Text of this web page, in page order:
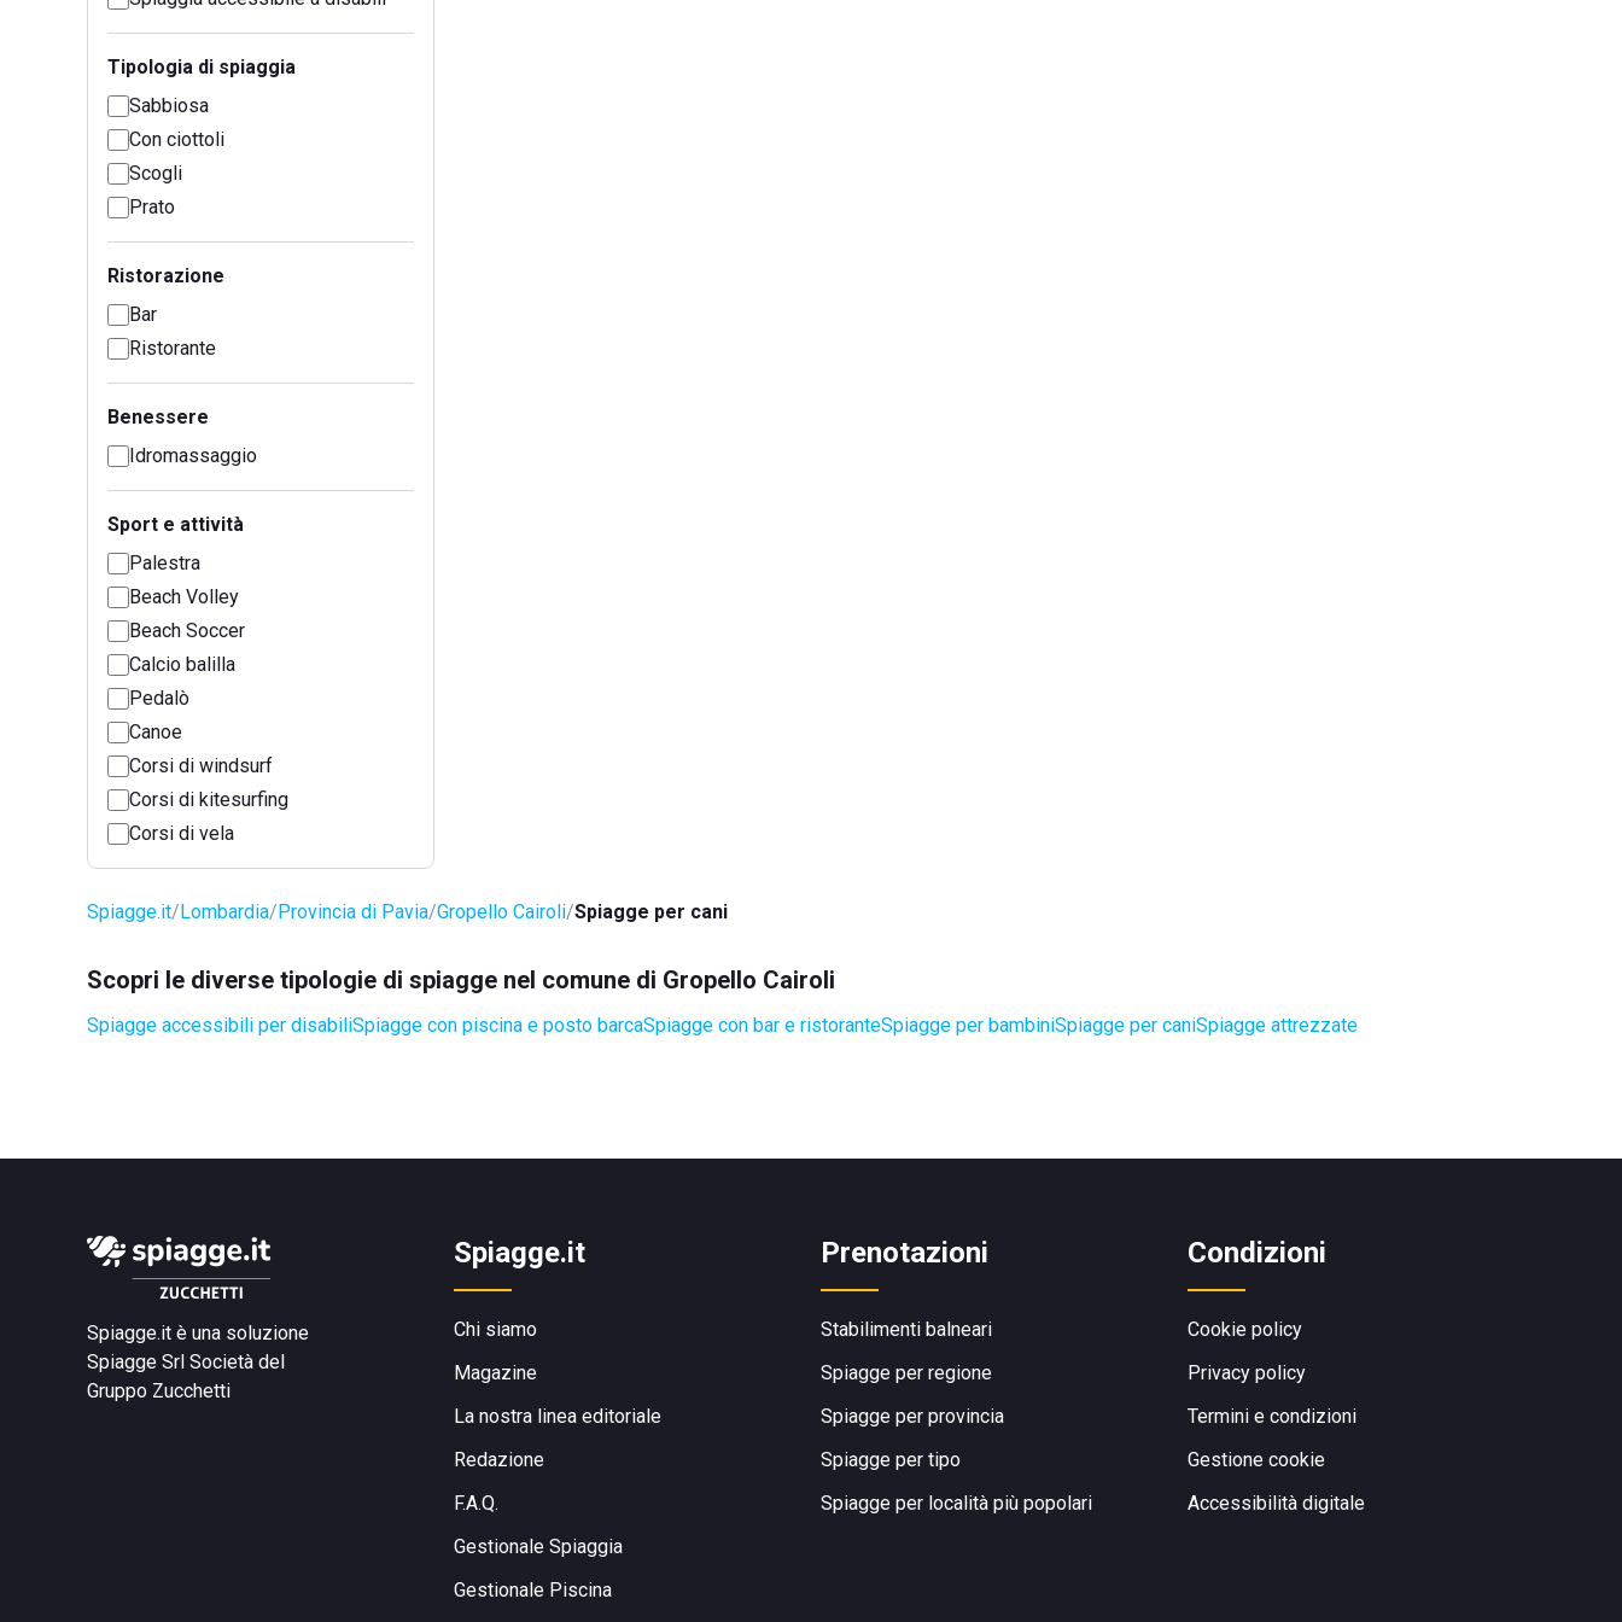
Tipologia di spiaggia
Sabbiosa
Con ciottoli
Scogli
Prato
Ristorazione
Bar
Ristorante
Benessere
Idromassaggio
Sport e attività
Palestra
Beach Volley
Beach Soccer
Calcio balilla
Pedalò
Canoe
Corsi di windsurf
Corsi di kitesurfing
Corsi di vela
Spiagge.it Lombardia Provincia di Pavia Gropello Cairoli Spiagge per cani
Scopri le diverse tipologie di spiagge nel comune di Gropello Cairoli
Spiagge accessibili per disabiliSpiagge con piscina e posto barcaSpiagge con bar e ristoranteSpiagge per bambiniSpiagge per caniSpiagge attrezzate
Spiagge.it è una soluzione
Spiagge Srl Società del
Gruppo Zucchetti
Spiagge.it
Chi siamo
Magazine
La nostra linea editoriale
Redazione
F.A.Q.
Gestionale Spiaggia
Gestionale Piscina
Prenotazioni
Stabilimenti balneari
Spiagge per regione
Spiagge per provincia
Spiagge per tipo
Spiagge per località più popolari
Condizioni
Cookie policy
Privacy policy
Termini e condizioni
Gestione cookie
Accessibilità digitale